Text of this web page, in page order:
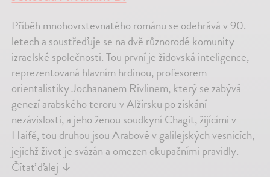
Příběh mnohovrstevnatého románu se odehrává v 90.
letech a soustřeďuje se na dvě různorodé komunity
izraelské společnosti. Tou první je židovská inteligence,
reprezentovaná hlavním hrdinou, profesorem
orientalistiky Jochananem Rivlinem, který se zabývá
genezí arabského teroru v Alžírsku po získání
nezávislosti, a jeho ženou soudkyní Chagit, žijícími v
Haifě, tou druhou jsou Arabové v galilejských vesnicích,
jejichž život je svázán a omezen okupačními pravidly.
Čítať ďalej↓